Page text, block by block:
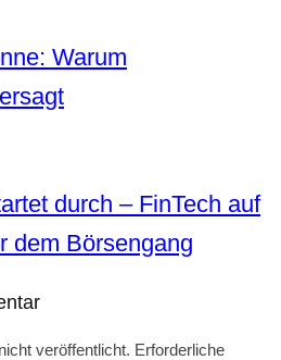
Warum
durch – FinTech auf
dem Börsengang
veröffentlicht. Erforderliche